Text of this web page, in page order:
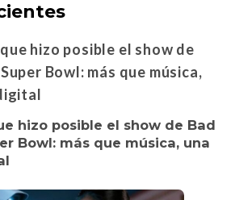
hizo posible el show de Bad
Bowl: más que música, una